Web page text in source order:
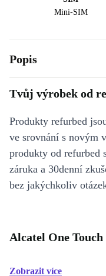
Mini-SIM
Popis
Tvůj výrobek od
Produkty refurbed
ve srovnání s novým
produkty od refurbed
záruka a 30denní
bez jakýchkoliv
Alcatel One Touch
Zobrazit více